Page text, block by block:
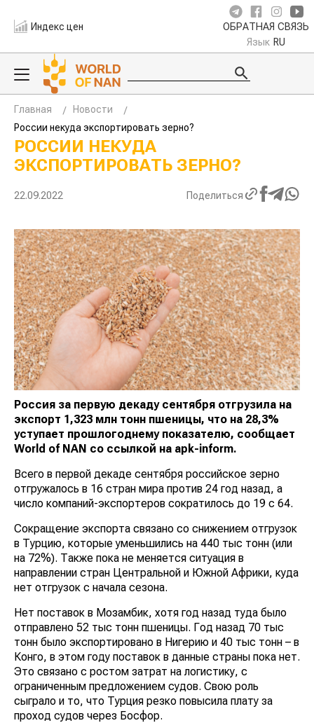
Индекс цен ОБРАТНАЯ СВЯЗЬ
Язык RU
Главная
Новости
России некуда экспортировать зерно?
РОССИИ НЕКУДА
ЭКСПОРТИРОВАТЬ ЗЕРНО?
22.09.2022 Поделиться
Россия за первую декаду сентября отгрузила на
экспорт 1,323 млн тонн пшеницы, что на 28,3%
уступает прошлогоднему показателю, сообщает
World of NAN со ссылкой на apk-inform.
Всего в первой декаде сентября российское зерно
отгружалось в 16 стран мира против 24 год назад, а
число компаний-экспортеров сократилось до 19 с 64.
Сокращение экспорта связано со снижением отгрузок
в Турцию, которые уменьшились на 440 тыс тонн (или
на 72%). Также пока не меняется ситуация в
направлении стран Центральной и Южной Африки, куда
нет отгрузок с начала сезона.
Нет поставок в Мозамбик, хотя год назад туда было
отправлено 52 тыс тонн пшеницы. Год назад 70 тыс
тонн было экспортировано в Нигерию и 40 тыс тонн – в
Конго, в этом году поставок в данные страны пока нет.
Это связано с ростом затрат на логистику, с
ограниченным предложением судов. Свою роль
сыграло и то, что Турция резко повысила плату за
проход судов через Босфор.